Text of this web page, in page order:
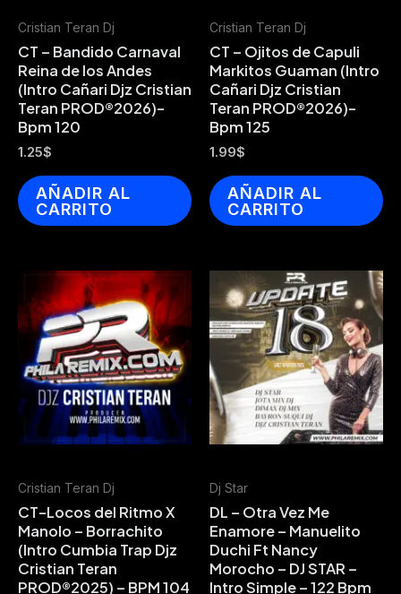
Cristian Teran Dj
CT – Bandido Carnaval
Reina de los Andes
(Intro Cañari Djz Cristian
Teran PROD®2026)-
Bpm 120
1.25$
AÑADIR AL
CARRITO
Cristian Teran Dj
CT – Ojitos de Capuli
Markitos Guaman (Intro
Cañari Djz Cristian
Teran PROD®2026)-
Bpm 125
1.99$
AÑADIR AL
CARRITO
Cristian Teran Dj
CT-Locos del Ritmo X
Manolo – Borrachito
(Intro Cumbia Trap Djz
Cristian Teran
PROD®2025) – BPM 104
Dj Star
DL – Otra Vez Me
Enamore – Manuelito
Duchi Ft Nancy
Morocho – DJ STAR –
Intro Simple – 122 Bpm